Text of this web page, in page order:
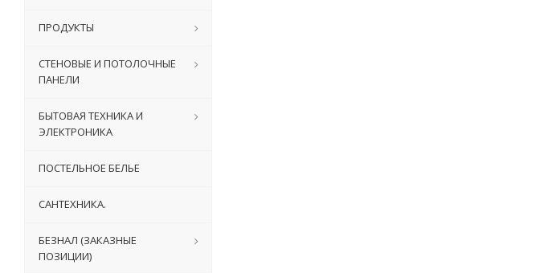
ПРОДУКТЫ
СТЕНОВЫЕ И ПОТОЛОЧНЫЕ
ПАНЕЛИ
БЫТОВАЯ ТЕХНИКА И
ЭЛЕКТРОНИКА
ПОСТЕЛЬНОЕ БЕЛЬЕ
САНТЕХНИКА.
БЕЗНАЛ (ЗАКАЗНЫЕ
ПОЗИЦИИ)